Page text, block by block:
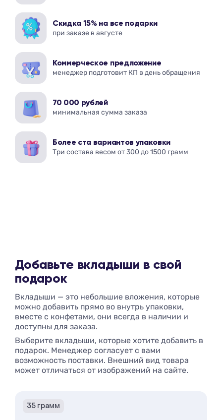
Скидка 15% на все подарки
при заказе в августе
Коммерческое предложение
менеджер подготовит КП в день обращения
70 000 рублей
минимальная сумма заказа
Более ста вариантов упаковки
Три состава весом от 300 до 1500 грамм
Добавьте вкладыши в свой
подарок
Вкладыши — это небольшие вложения, которые
можно добавить прямо во внутрь упаковки,
вместе с конфетами, они всегда в наличии и
доступны для заказа.
Выберите вкладыши, которые хотите добавить в
подарок. Менеджер согласует с вами
возможность поставки. Внешний вид товара
может отличаться от изображений на сайте.
35 грамм